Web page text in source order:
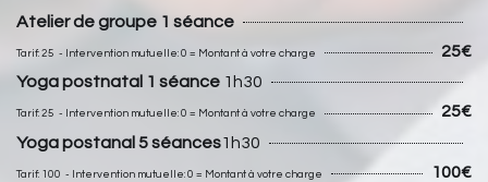
Atelier de groupe 1 séance
Tarif: 25 - Intervention mutuelle: 0 = Montant à votre charge
25€
Yoga postnatal 1 séance 1h30
Tarif: 25 - Intervention mutuelle: 0 = Montant à votre charge
25€
Yoga postanal 5 séances1h30
Tarif: 100 - Intervention mutuelle: 0 = Montant à votre charge
100€